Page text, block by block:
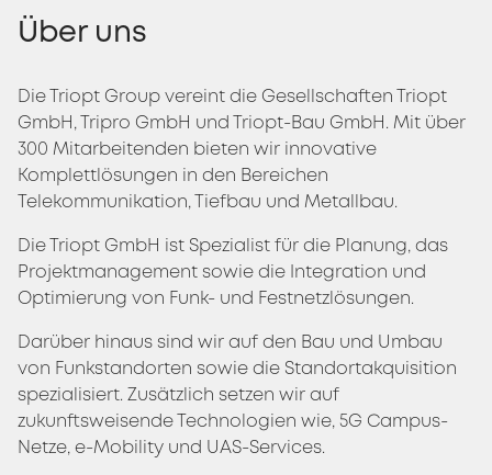
Über uns
Die Triopt Group vereint die Gesellschaften Triopt
GmbH, Tripro GmbH und Triopt-Bau GmbH. Mit über
300 Mitarbeitenden bieten wir innovative
Komplettlösungen in den Bereichen
Telekommunikation, Tiefbau und Metallbau.
Die Triopt GmbH ist Spezialist für die Planung, das
Projektmanagement sowie die Integration und
Optimierung von Funk- und Festnetzlösungen.
Darüber hinaus sind wir auf den Bau und Umbau
von Funkstandorten sowie die Standortakquisition
spezialisiert. Zusätzlich setzen wir auf
zukunftsweisende Technologien wie, 5G Campus-
Netze, e-Mobility und UAS-Services.